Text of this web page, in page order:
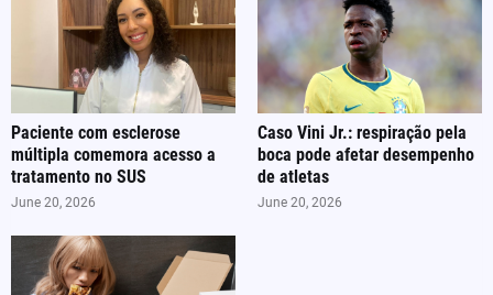
Paciente com esclerose
múltipla comemora acesso a
tratamento no SUS
June 20, 2026
Caso Vini Jr.: respiração pela
boca pode afetar desempenho
de atletas
June 20, 2026